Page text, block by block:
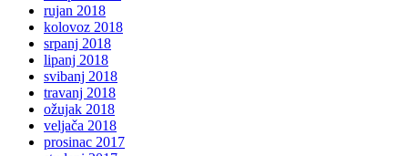
rujan 2018
kolovoz 2018
srpanj 2018
lipanj 2018
svibanj 2018
travanj 2018
ožujak 2018
veljača 2018
prosinac 2017